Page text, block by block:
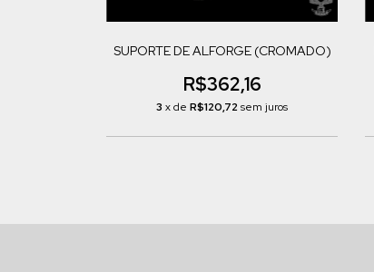
SUPORTE DE ALFORGE (CROMADO)
R$362,16
3 x de R$120,72 sem juros